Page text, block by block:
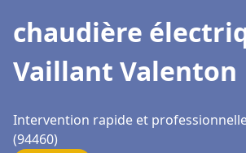
chaudière
Vaillant Valenton
Intervention rapide et
(94460)